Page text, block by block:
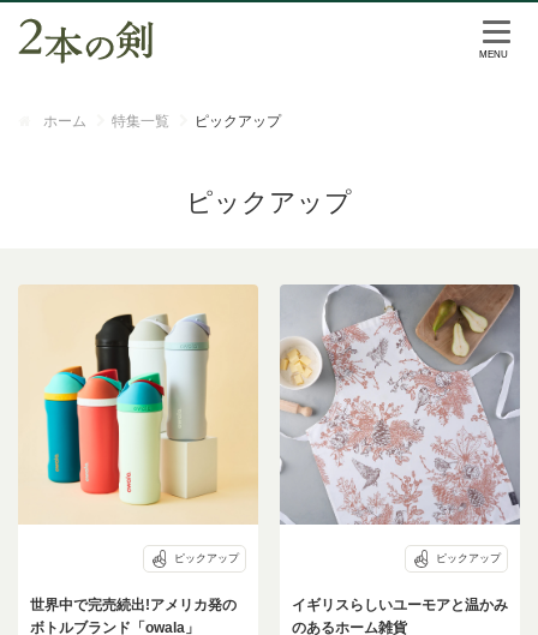
ホーム 特集一覧 ピックアップ
ピックアップ
ピックアップ
世界中で完売続出!アメリカ発の
ボトルブランド「owala」
ピックアップ
イギリスらしいユーモアと温かみ
のあるホーム雑貨